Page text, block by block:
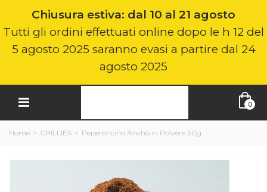
Chiusura estiva: dal 10 al 21 agosto
Tutti gli ordini effettuati online dopo le h 12 del
5 agosto 2025 saranno evasi a partire dal 24
agosto 2025
0
Home > CHILLIES > Peperoncino Ancho in Polvere 30g